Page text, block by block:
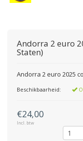
Andorra 2 euro
Staten)
Andorra 2 euro 2025
Beschikbaarheid:
€24,00
Incl. btw